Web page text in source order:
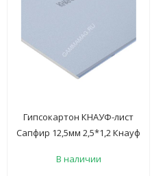
Гипсокартон КНАУФ-лист
Сапфир 12,5мм 2,5*1,2 Кнауф
В наличии